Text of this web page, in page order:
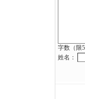
字数（限
姓名：